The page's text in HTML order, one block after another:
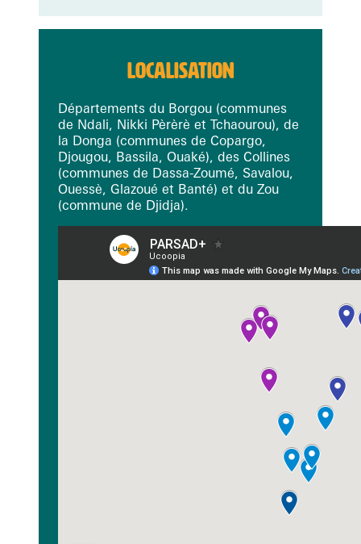
LOCALISATION
Départements du Borgou (communes
de Ndali, Nikki Pèrèrè et Tchaourou), de
la Donga (communes de Copargo,
Djougou, Bassila, Ouaké), des Collines
(communes de Dassa-Zoumé, Savalou,
Ouessè, Glazoué et Banté) et du Zou
(commune de Djidja).